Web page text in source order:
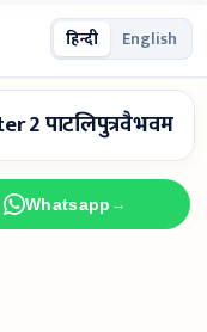
हिन्दी English
2 पाटलिपुत्रवैभवम
Whatsapp →